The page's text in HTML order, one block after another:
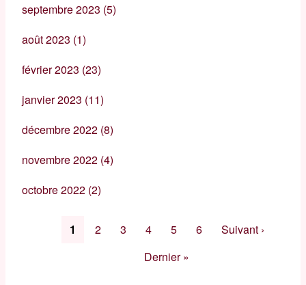
septembre 2023 (5)
août 2023 (1)
février 2023 (23)
janvier 2023 (11)
décembre 2022 (8)
novembre 2022 (4)
octobre 2022 (2)
Page
1 Page
2 Page
3 Page
4 Page
5 Page
6
Page
Suivant ›
Dernière
Dernier »